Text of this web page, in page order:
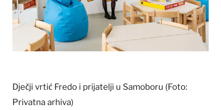
Dječji vrtić Fredo i prijatelji u Samoboru (Foto:
Privatna arhiva)